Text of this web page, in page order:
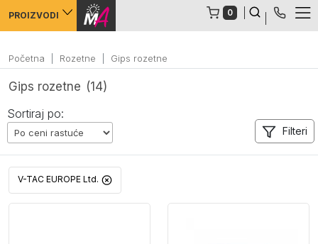
Error: Language not set, please first set language
PROIZVODI 0
Početna Rozetne Gips rozetne
Gips rozetne (14)
Filteri
Sortiraj po:
V-TAC EUROPE Ltd.